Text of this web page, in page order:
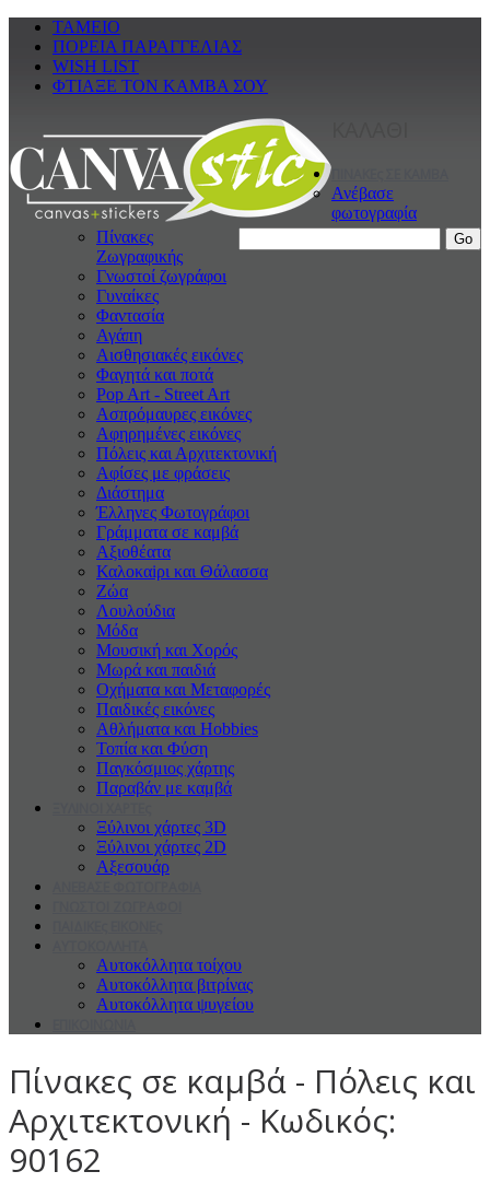
ΤΑΜΕΙΟ
ΠΟΡΕΙΑ ΠΑΡΑΓΓΕΛΙΑΣ
WISH LIST
ΦΤΙΑΞΕ ΤΟΝ ΚΑΜΒΑ ΣΟΥ
Ανέβασε
φωτογραφία
Πίνακες
Ζωγραφικής
Γνωστοί ζωγράφοι
Γυναίκες
Φαντασία
Αγάπη
Αισθησιακές εικόνες
Φαγητά και ποτά
Pop Art - Street Art
Ασπρόμαυρες εικόνες
Αφηρημένες εικόνες
Πόλεις και Αρχιτεκτονική
Αφίσες με φράσεις
Διάστημα
Έλληνες Φωτογράφοι
Γράμματα σε καμβά
Αξιοθέατα
Καλοκαiρι και Θάλασσα
Ζώα
Λουλούδια
Μόδα
Μουσική και Χορός
Μωρά και παιδιά
Οχήματα και Μεταφορές
Παιδικές εικόνες
Αθλήματα και Hobbies
Τοπία και Φύση
Παγκόσμιος χάρτης
Παραβάν με καμβά
Ξύλινοι χάρτες 3D
Ξύλινοι χάρτες 2D
Αξεσουάρ
Αυτοκόλλητα τοίχου
Αυτοκόλλητα βιτρίνας
Αυτοκόλλητα ψυγείου
Πίνακες σε καμβά - Πόλεις και
Αρχιτεκτονική - Κωδικός:
90162